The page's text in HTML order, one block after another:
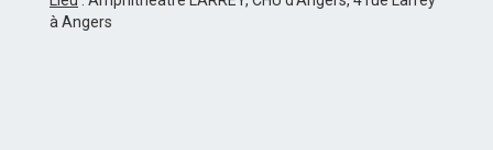
à Angers